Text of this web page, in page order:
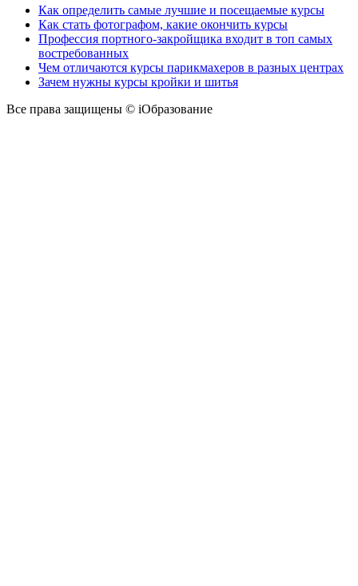
Как определить самые лучшие и посещаемые курсы
Как стать фотографом, какие окончить курсы
Профессия портного-закройщика входит в топ самых
востребованных
Чем отличаются курсы парикмахеров в разных центрах
Зачем нужны курсы кройки и шитья
Все права защищены © iОбразование